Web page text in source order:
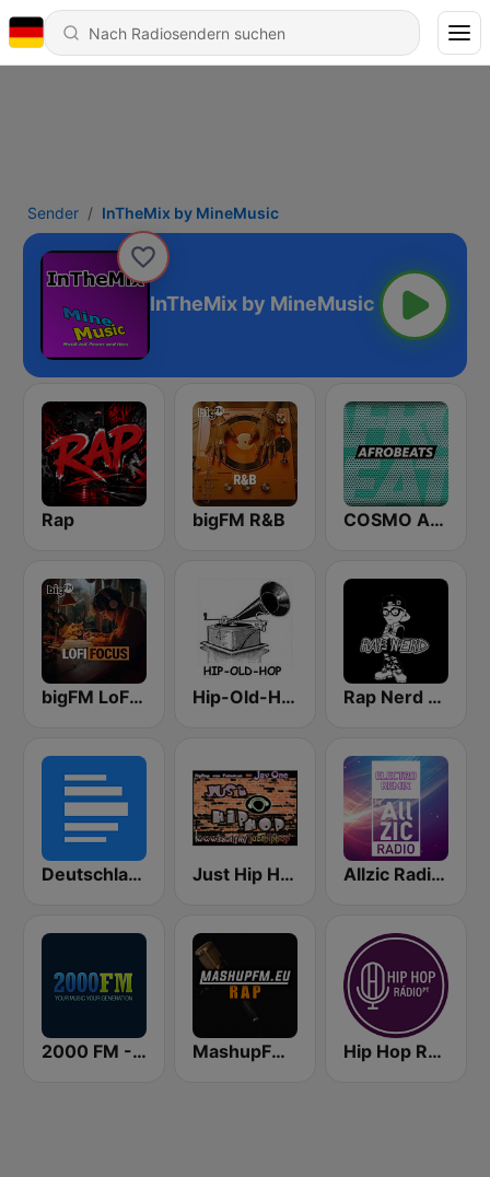
Sender InTheMix by MineMusic
InTheMix by MineMusic
Rap bigFM R&B COSMO Afrobeats
bigFM LoFi Focus Hip-Old-Hop Rap Nerd Radio
Deutschlandfunk Just Hip Hop Radio Allzic Radio Electro Remix
2000 FM - RNB and Hip Hop MashupFM Rap Hip Hop Radio